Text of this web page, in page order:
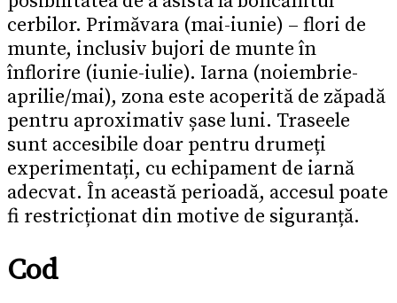
cerbilor. Primăvara (mai-iunie) – flori de
munte, inclusiv bujori de munte în
înflorire (iunie-iulie). Iarna (noiembrie-
aprilie/mai), zona este acoperită de zăpadă
pentru aproximativ șase luni. Traseele
sunt accesibile doar pentru drumeți
experimentați, cu echipament de iarnă
adecvat. În această perioadă, accesul poate
fi restricționat din motive de siguranță.
Cod